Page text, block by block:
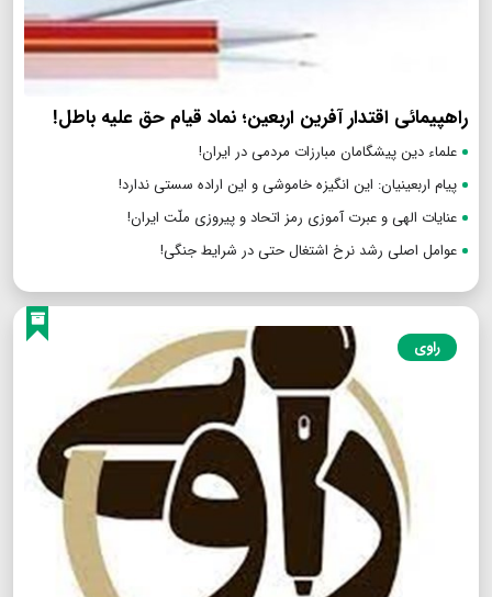
راهپیمائی اقتدار آفرین اربعین؛ نماد قیام حق علیه باطل!
علماء دین پیشگامان مبارزات مردمی در ایران!
پیام اربعینیان: این انگیزه خاموشی و این اراده سستی ندارد!
عنایات الهی و عبرت آموزی رمز اتحاد و پیروزی ملّت ایران!
عوامل اصلی رشد نرخ اشتغال حتی در شرایط جنگی!
راوی